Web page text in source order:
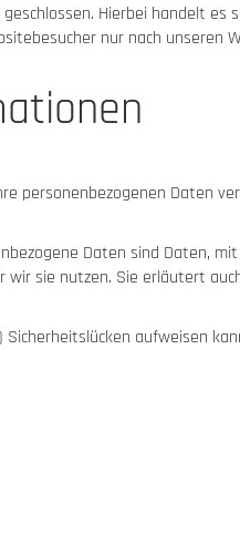
Hierbei handelt es
nur nach unseren
personenbezogenen Daten
Daten sind Daten,
sie nutzen. Sie erläutert
aufweisen